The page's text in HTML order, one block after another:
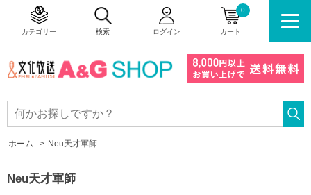
カート
0
ログイン
検索
カテゴリー
ホーム > Neu天才軍師
Neu天才軍師